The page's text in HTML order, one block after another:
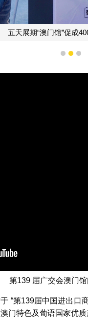
五天展期“澳门馆”促成
1 2 3
第139 届广交会澳门
“第139届中国进出口
门特色及葡语国家优